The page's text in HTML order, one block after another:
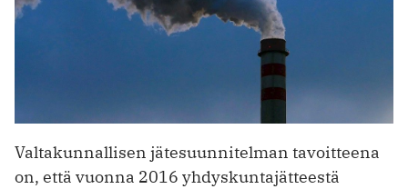
Valtakunnallisen jätesuunnitelman tavoitteena
on, että vuonna 2016 yhdyskuntajätteestä